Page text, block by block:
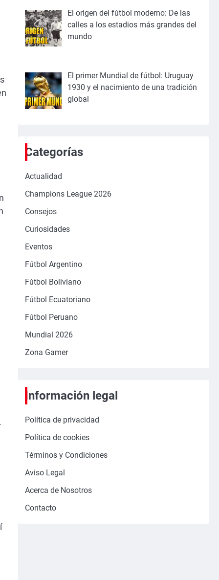
El origen del fútbol moderno: De las
calles a los estadios más grandes del
mundo
El primer Mundial de fútbol: Uruguay
1930 y el nacimiento de una tradición
global
Categorías
Actualidad
Champions League 2026
Consejos
Curiosidades
Eventos
Fútbol Argentino
Fútbol Boliviano
Fútbol Ecuatoriano
Fútbol Peruano
Mundial 2026
Zona Gamer
Información legal
Política de privacidad
Política de cookies
Términos y Condiciones
Aviso Legal
Acerca de Nosotros
Contacto